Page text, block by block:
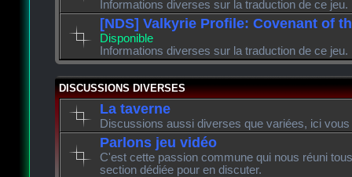
Informations diverses sur la traduction de ce jeu.
[NDS] Valkyrie Profile: Covenant of
Disponible
Informations diverses sur la traduction de ce jeu.
DISCUSSIONS DIVERSES
La taverne
Discussions aussi diverses que variées, ici
Parlons jeu vidéo
C'est cette passion commune qui nous réuni
section dédiée pour en discuter.